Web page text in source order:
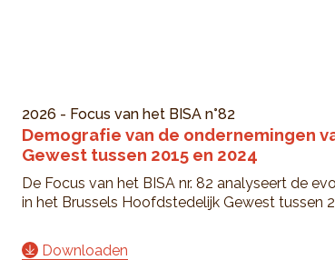
2026 - Focus van het BISA n°82
Demografie van de ondernemingen
Gewest tussen 2015 en 2024
De Focus van het BISA nr. 82 analyseert de
in het Brussels Hoofdstedelijk Gewest tussen
Downloaden